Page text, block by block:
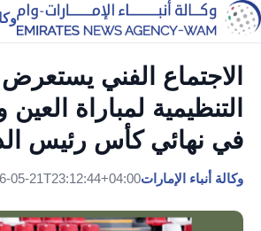
الاجتماع الفني يستعرض
التنظيمية لمباراة العين
في نهائي كأس رئيس
وكالة أنباء الإمارات05-21T23:12:44+04:00